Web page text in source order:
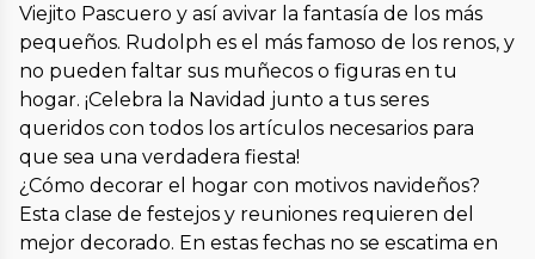
Viejito Pascuero y así avivar la fantasía de los más
pequeños. Rudolph es el más famoso de los renos, y
no pueden faltar sus muñecos o figuras en tu
hogar. ¡Celebra la Navidad junto a tus seres
queridos con todos los artículos necesarios para
que sea una verdadera fiesta!
¿Cómo decorar el hogar con motivos navideños?
Esta clase de festejos y reuniones requieren del
mejor decorado. En estas fechas no se escatima en